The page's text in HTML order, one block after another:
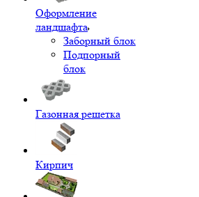
Оформление
ландшафта
Заборный блок
Подпорный
блок
Газонная решетка
Кирпич